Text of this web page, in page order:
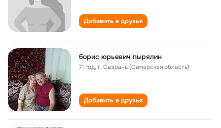
Добавить в друзья
борис юрьевич пырялин
71 год,г. Сызрань (Самарская область)
Добавить в друзья